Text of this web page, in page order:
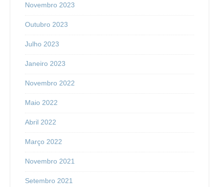
Novembro 2023
Outubro 2023
Julho 2023
Janeiro 2023
Novembro 2022
Maio 2022
Abril 2022
Março 2022
Novembro 2021
Setembro 2021